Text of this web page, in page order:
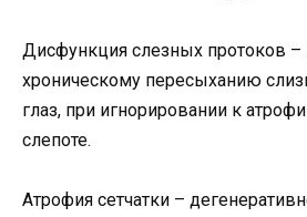
Дисфункция слезных протоков –
хроническому пересыханию
глаз, при игнорировании к
слепоте.
Атрофия сетчатки –